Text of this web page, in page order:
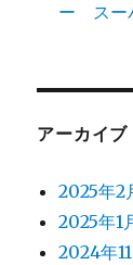
ー スー
アーカイブ
2025年2
2025年1
2024年